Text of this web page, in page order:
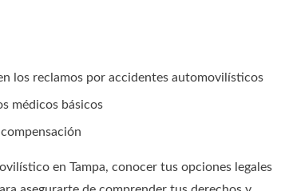
los reclamos por accidentes automovilísticos
médicos básicos
en Tampa, conocer tus opciones legales